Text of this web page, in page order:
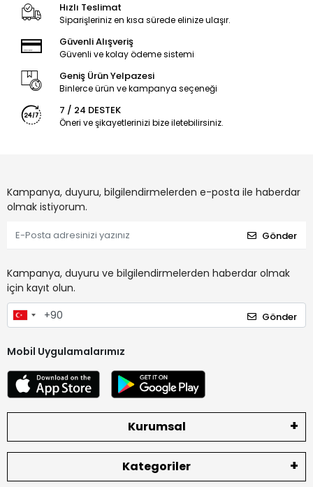
Hızlı Teslimat
Siparişleriniz en kısa sürede elinize ulaşır.
Güvenli Alışveriş
Güvenli ve kolay ödeme sistemi
Geniş Ürün Yelpazesi
Binlerce ürün ve kampanya seçeneği
7 / 24 DESTEK
Öneri ve şikayetlerinizi bize iletebilirsiniz.
Kampanya, duyuru, bilgilendirmelerden e-posta ile haberdar
olmak istiyorum.
Gönder
Kampanya, duyuru ve bilgilendirmelerden haberdar olmak
için kayıt olun.
Gönder
Mobil Uygulamalarımız
Kurumsal
Kategoriler